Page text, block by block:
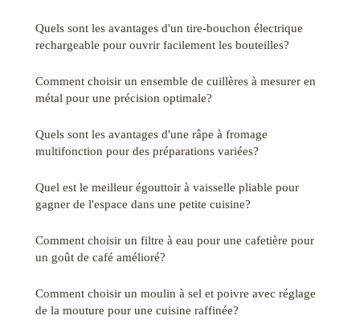
Quels sont les avantages d'un tire-bouchon électrique
rechargeable pour ouvrir facilement les bouteilles?
Comment choisir un ensemble de cuillères à mesurer en
métal pour une précision optimale?
Quels sont les avantages d'une râpe à fromage
multifonction pour des préparations variées?
Quel est le meilleur égouttoir à vaisselle pliable pour
gagner de l'espace dans une petite cuisine?
Comment choisir un filtre à eau pour une cafetière pour
un goût de café amélioré?
Comment choisir un moulin à sel et poivre avec réglage
de la mouture pour une cuisine raffinée?